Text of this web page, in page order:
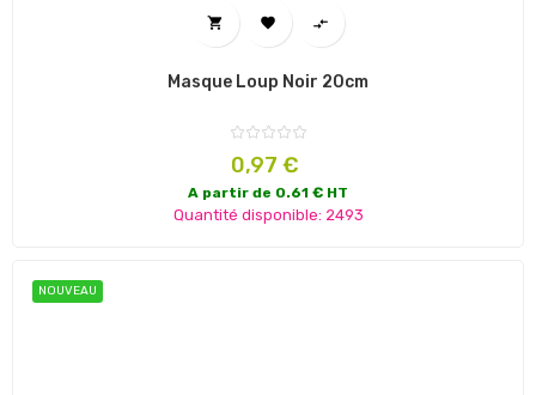
  
Masque Loup Noir 20cm
Prix
0,97 €
A partir de 0.61 € HT
Quantité disponible: 2493
NOUVEAU